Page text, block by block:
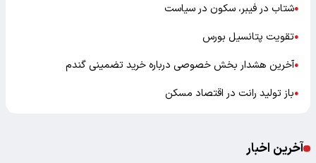
●شتاب در فیبر، سکون در سیاست
●تقویت پتانسیل بورس
●آخرین هشدار بخش خصوصی درباره خرید تضمینی گندم
●باز تولید رانت در اقتصاد مسکن
آخرین اخبار